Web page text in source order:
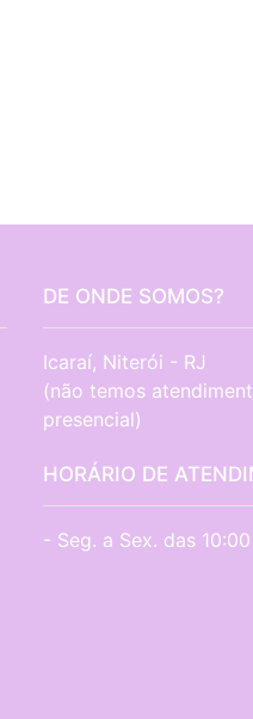
DE ONDE SOMOS?
Icaraí, Niterói - RJ
(não temos
presencial)
HORÁRIO DE
- Seg. a Sex. das